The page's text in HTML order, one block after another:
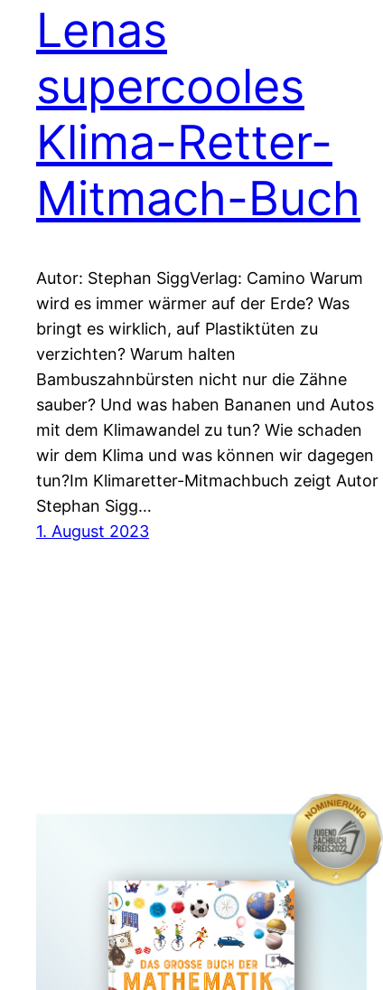
Lenas
supercooles
Klima-Retter-
Mitmach-Buch
Autor: Stephan SiggVerlag: Camino Warum
wird es immer wärmer auf der Erde? Was
bringt es wirklich, auf Plastiktüten zu
verzichten? Warum halten
Bambuszahnbürsten nicht nur die Zähne
sauber? Und was haben Bananen und Autos
mit dem Klimawandel zu tun? Wie schaden
wir dem Klima und was können wir dagegen
tun?Im Klimaretter-Mitmachbuch zeigt Autor
Stephan Sigg…
1. August 2023